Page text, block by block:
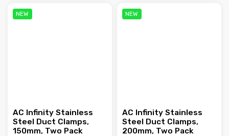
NEW
AC Infinity Stainless
Steel Duct Clamps,
150mm, Two Pack
NEW
AC Infinity Stainless
Steel Duct Clamps,
200mm, Two Pack